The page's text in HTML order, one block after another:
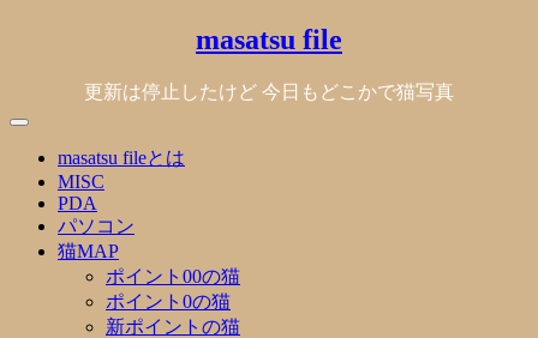
masatsu file
更新は停止したけど 今日もどこかで猫写真
masatsu fileとは
MISC
PDA
パソコン
猫MAP
ポイント00の猫
ポイント0の猫
新ポイントの猫